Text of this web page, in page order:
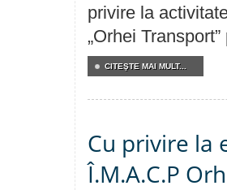
privire la
„Orhei
CITEŞTE MAI MULT...
Cu privire la
Î.M.A.C.P